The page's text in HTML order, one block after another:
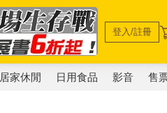
登入/註冊
居家休閒 日用食品 影音 售